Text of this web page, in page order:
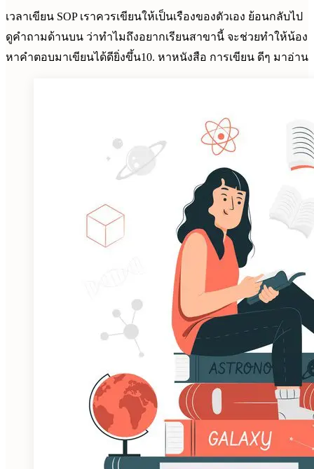
เวลาเขียน SOP เราควรเขียนให้เป็นเรืองของตัวเอง ย้อนกลับไป
ดูคำถามด้านบน ว่าทำไมถึงอยากเรียนสาขานี้ จะช่วยทำให้น้อง
หาคำตอบมาเขียนได้ดียิ่งขึ้น10. หาหนังสือ การเขียน ดีๆ มาอ่าน